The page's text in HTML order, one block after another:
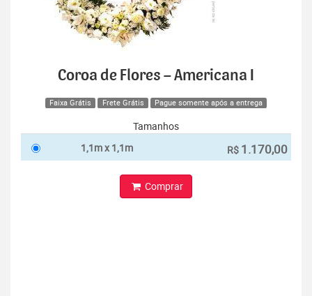
Coroa de Flores – Americana I
Faixa Grátis Frete Grátis Pague somente após a entrega
Tamanhos
1,1m x 1,1m
R$ 1.170,00
Comprar